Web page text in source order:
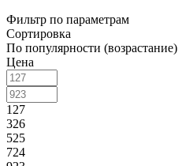
Фильтр по параметрам
Сортировка
По популярности (возрастание)
Цена
127
326
525
724